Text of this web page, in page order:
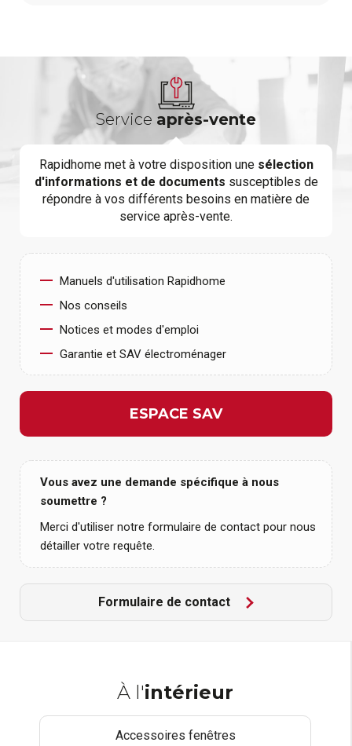
Service après-vente
Rapidhome met à votre disposition une sélection
d'informations et de documents susceptibles de
répondre à vos différents besoins en matière de
service après-vente.
Manuels d'utilisation Rapidhome
Nos conseils
Notices et modes d'emploi
Garantie et SAV électroménager
ESPACE SAV
Vous avez une demande spécifique à nous
soumettre ?
Merci d'utiliser notre formulaire de contact pour nous
détailler votre requête.
Formulaire de contact
À l'intérieur
Accessoires fenêtres